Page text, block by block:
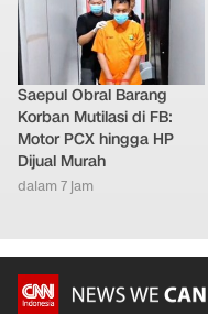
Saepul Obral Barang
Korban Mutilasi di FB:
Motor PCX hingga HP
Dijual Murah
dalam 7 jam